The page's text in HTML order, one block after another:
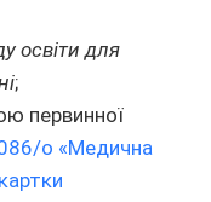
освіти для
;
первинної
о «Медична